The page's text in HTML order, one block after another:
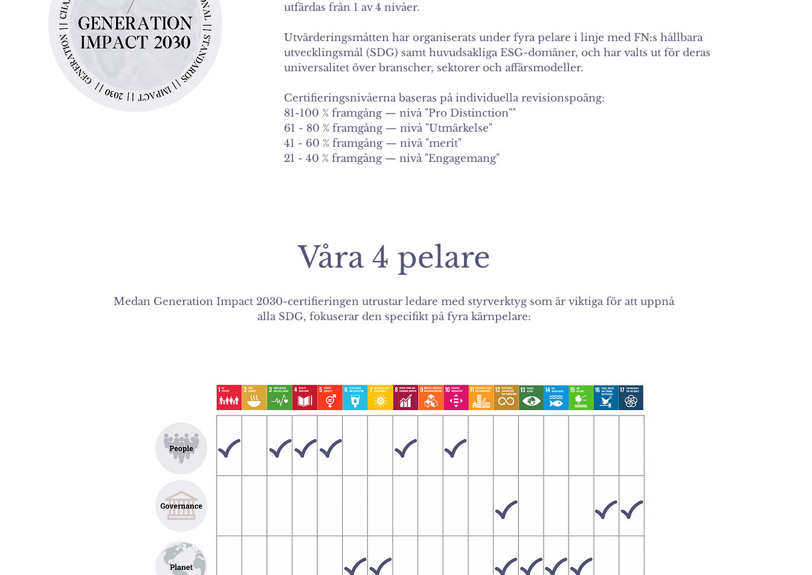
utfärdas från 1 av 4 nivåer.
Utvärderingsmåtten har organiserats under fyra pelare i linje med FN:s hållbara
utvecklingsmål (SDG) samt huvudsakliga ESG-domäner, och har valts ut för deras
universalitet över branscher, sektorer och affärsmodeller.
Certifieringsnivåerna baseras på individuella revisionspoäng:
81-100 % framgång — nivå "Pro Distinction""
61 - 80 % framgång — nivå "Utmärkelse"
41 - 60 % framgång — nivå "merit"
21 - 40 % framgång — nivå "Engagemang"
Våra 4 pelare
Medan Generation Impact 2030-certifieringen utrustar ledare med styrverktyg som är viktiga för att uppnå
alla SDG, fokuserar den specifikt på fyra kärnpelare: